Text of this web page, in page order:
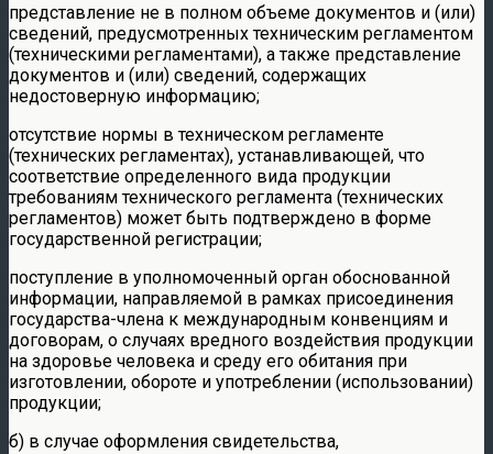
представление не в полном объеме документов и (или)
сведений, предусмотренных техническим регламентом
(техническими регламентами), а также представление
документов и (или) сведений, содержащих
недостоверную информацию;
отсутствие нормы в техническом регламенте
(технических регламентах), устанавливающей, что
соответствие определенного вида продукции
требованиям технического регламента (технических
регламентов) может быть подтверждено в форме
государственной регистрации;
поступление в уполномоченный орган обоснованной
информации, направляемой в рамках присоединения
государства-члена к международным конвенциям и
договорам, о случаях вредного воздействия продукции
на здоровье человека и среду его обитания при
изготовлении, обороте и употреблении (использовании)
продукции;
б) в случае оформления свидетельства,